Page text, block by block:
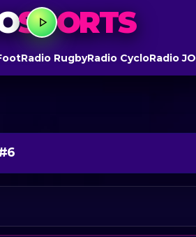
SPORTS
Radio RugbyRadio CycloRadio JO